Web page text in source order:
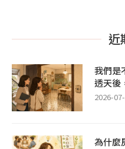
近
我們是
透天後
2026-
為什麼